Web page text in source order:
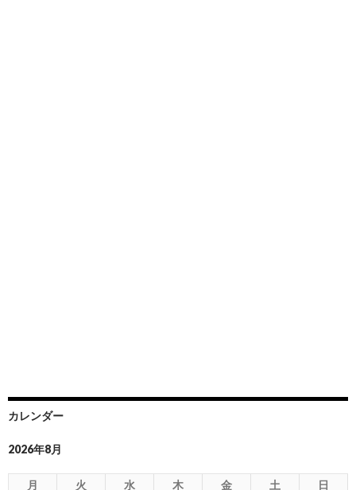
カレンダー
2026年8月
月 火 水 木 金 土 日